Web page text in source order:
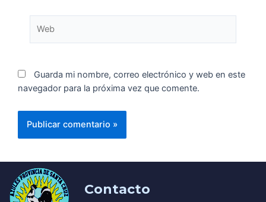
Guarda mi nombre, correo electrónico y web en este
navegador para la próxima vez que comente.
Contacto